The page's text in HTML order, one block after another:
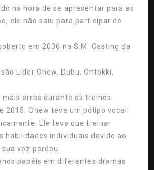
na hora de se apresentar para as
ele não saiu para participar de
em 2006 na S.M. Casting da
Líder Onew, Dubu, Ontokki,
erros durante os treinos.
2015, Onew teve um pólipo vocal
Ele teve que treinar
habilidades individuais devido ao
voz perdeu.
papéis em diferentes dramas